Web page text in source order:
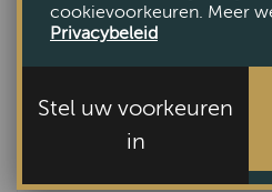
Pedag Master
VAN €16,99
cookievoorkeuren. Meer
Privacybeleid
Stel uw voorkeuren
in